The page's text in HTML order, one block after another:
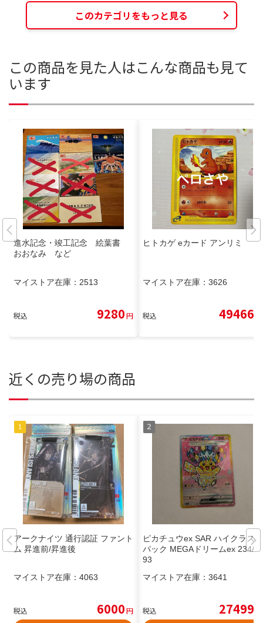
このカテゴリをもっと見る
この商品を見た人はこんな商品も見て
います
進水記念・竣工記念 絵葉書
おおなみ など
マイストア在庫： 2513
税込 9280円
ヒトカゲ eカード アンリミ
マイストア在庫： 3626
税込 49466
近くの売り場の商品
アークナイツ 通行認証 ファント
ム 昇進前/昇進後
マイストア在庫： 4063
税込 6000円
ピカチュウex SAR ハイクラス
パック MEGAドリームex 234/1
93
マイストア在庫： 3641
税込 27499